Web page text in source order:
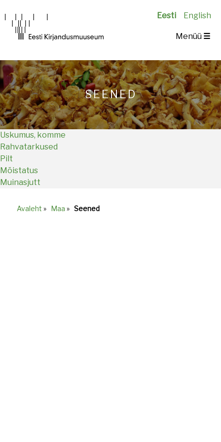
Eesti English
Main
Menüü ☰
SEENED
Uskumus, komme
Rahvatarkused
Pilt
Mõistatus
Muinasjutt
Avaleht » Maa » Seened